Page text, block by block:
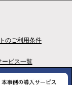
のご利用条件
ービス一覧
シビリティポリシー